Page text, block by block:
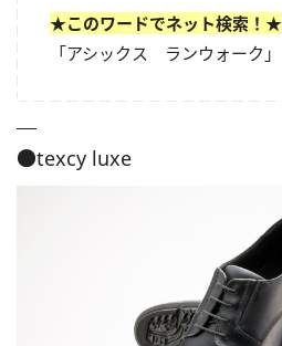
★このワードでネット検索！★
「アシックス ランウォーク」
●texcy luxe